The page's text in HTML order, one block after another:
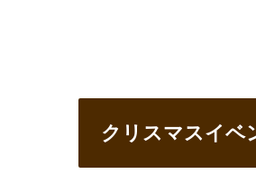
クリスマスイベ